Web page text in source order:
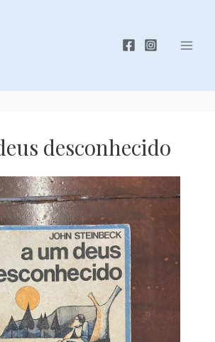
desconhecido